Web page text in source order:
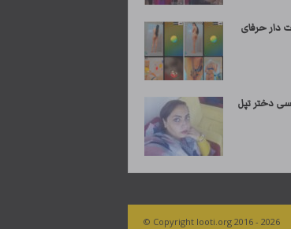
دار حرفای
دختر تپل
© Copyright looti.org 2016 - 2026